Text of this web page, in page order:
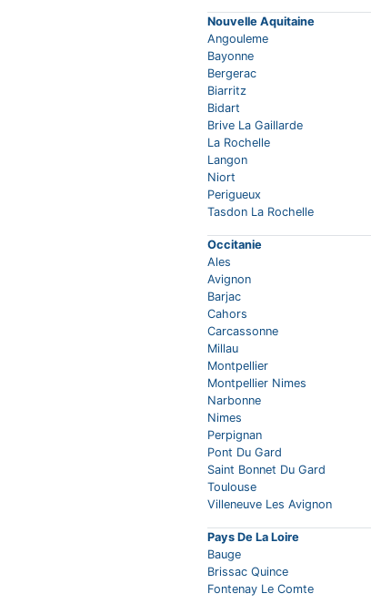
Nouvelle Aquitaine
Angouleme
Bayonne
Bergerac
Biarritz
Bidart
Brive La Gaillarde
La Rochelle
Langon
Niort
Perigueux
Tasdon La Rochelle
Occitanie
Ales
Avignon
Barjac
Cahors
Carcassonne
Millau
Montpellier
Montpellier Nimes
Narbonne
Nimes
Perpignan
Pont Du Gard
Saint Bonnet Du Gard
Toulouse
Villeneuve Les Avignon
Pays De La Loire
Bauge
Brissac Quince
Fontenay Le Comte